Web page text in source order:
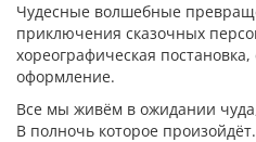
Чудесные волшебные
приключения сказочных
хореографическая постановка,
оформление.
Все мы живём в ожидании
В полночь которое